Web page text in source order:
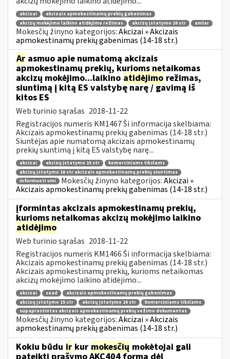
akcizai
akcizais apmokestinamų prekių gabenimas
akcizų mokėjimo laikino atidėjimo režimas
akcizų įstatymo 16 str amlar
Mokesčių žinyno kategorijos:Akcizai » Akcizais
apmokestinamų prekių gabenimas (14-18 str.)
Ar asmuo apie numatomą akcizais
apmokestinamų prekių, kurioms netaikomas
akcizų mokėjimo...laikino atidėjimo režimas,
siuntimą į kitą ES valstybę narę / gavimą iš
kitos ES
Web turinio sąrašas 2018-11-22
Registracijos numeris KM1467 Ši informacija skelbiama:
Akcizais apmokestinamų prekių gabenimas (14-18 str.)
Siuntėjas apie numatomą akcizais apmokestinamų
prekių siuntimą į kitą ES valstybę narę...
akcizai akcizų įstatymo 15 str
komerciniams tikslams
akcizų įstatymo 16 str akcizais apmokestinamų prekių siuntimas
informuoti vmi
Mokesčių žinyno kategorijos:Akcizai »
Akcizais apmokestinamų prekių gabenimas (14-18 str.)
įformintas akcizais apmokestinamų prekių,
kurioms netaikomas akcizų mokėjimo laikino
atidėjimo
Web turinio sąrašas 2018-11-22
Registracijos numeris KM1466 Ši informacija skelbiama:
Akcizais apmokestinamų prekių gabenimas (14-18 str.)
Akcizais apmokestinamų prekių, kurioms netaikomas
akcizų mokėjimo laikino atidėjimo...
akcizai saad
akcizais apmokestinamų prekių gabenimas
akcizų įstatymo 15 str
akcizų įstatymo 16 str
komerciniams tikslams
supaprastintas akcizais apmokestinamų prekių vežimo dokumentas
Mokesčių žinyno kategorijos:Akcizai » Akcizais
apmokestinamų prekių gabenimas (14-18 str.)
Kokiu būdu ir kur mokesčių mokėtojai gali
pateikti prašymo AKC404 formą dėl